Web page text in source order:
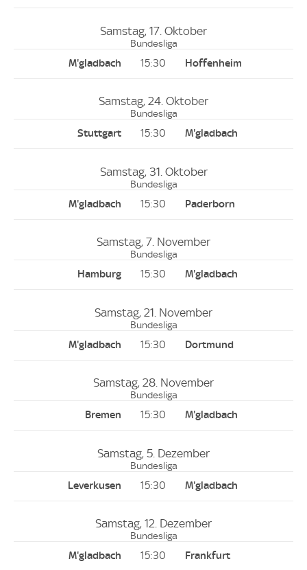
Samstag, 17. Oktober
Bundesliga
15:30
Samstag, 24. Oktober
Bundesliga
15:30
Samstag, 31. Oktober
Bundesliga
15:30
Samstag, 7. November
Bundesliga
15:30
Samstag, 21. November
Bundesliga
15:30
Samstag, 28. November
Bundesliga
15:30
Samstag, 5. Dezember
Bundesliga
15:30
Samstag, 12. Dezember
Bundesliga
15:30